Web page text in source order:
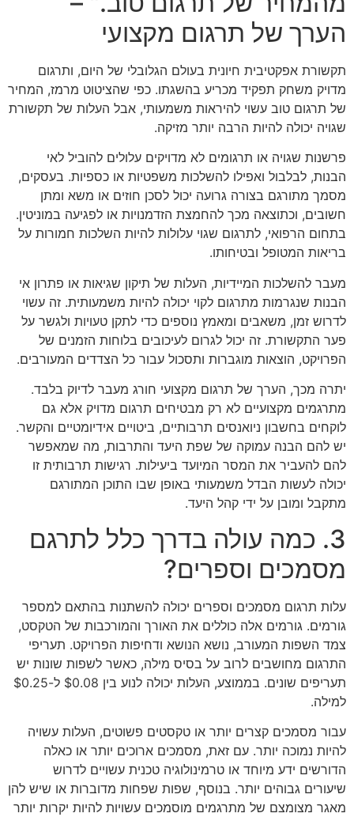
הערך של תרגום מקצועי
תקשורת אפקטיבית חיונית בעולם הגלובלי של היום, ותרגום
מדויק משחק תפקיד מכריע בהשגתו. כפי שהציטוט מרמז, המחיר
של תרגום טוב עשוי להיראות משמעותי, אבל העלות של תקשורת
שגויה יכולה להיות הרבה יותר מזיקה.
פרשנות שגויה או תרגומים לא מדויקים עלולים להוביל לאי
הבנות, לבלבול ואפילו להשלכות משפטיות או כספיות. בעסקים,
מסמך מתורגם בצורה גרועה יכול לסכן חוזים או משא ומתן
חשובים, וכתוצאה מכך להחמצת הזדמנויות או לפגיעה במוניטין.
בתחום הרפואי, לתרגום שגוי עלולות להיות השלכות חמורות על
בריאות המטופל ובטיחותו.
מעבר להשלכות המיידיות, העלות של תיקון שגיאות או פתרון אי
הבנות שנגרמות מתרגום לקוי יכולה להיות משמעותית. זה עשוי
לדרוש זמן, משאבים ומאמץ נוספים כדי לתקן טעויות ולגשר על
פער התקשורת. זה יכול לגרום לעיכובים בלוחות הזמנים של
הפרויקט, הוצאות מוגברות ותסכול עבור כל הצדדים המעורבים.
יתרה מכך, הערך של תרגום מקצועי חורג מעבר לדיוק בלבד.
מתרגמים מקצועיים לא רק מבטיחים תרגום מדויק אלא גם
לוקחים בחשבון ניואנסים תרבותיים, ביטויים אידיומטיים והקשר.
יש להם הבנה עמוקה של שפת היעד והתרבות, מה שמאפשר
להם להעביר את המסר המיועד ביעילות. רגישות תרבותית זו
יכולה לעשות הבדל משמעותי באופן שבו התוכן המתורגם
מתקבל ומובן על ידי קהל היעד.
3. כמה עולה בדרך כלל לתרגם
מסמכים וספרים?
עלות תרגום מסמכים וספרים יכולה להשתנות בהתאם למספר
גורמים. גורמים אלה כוללים את האורך והמורכבות של הטקסט,
צמד השפות המעורב, נושא הנושא ודחיפות הפרויקט. תעריפי
התרגום מחושבים לרוב על בסיס מילה, כאשר לשפות שונות יש
תעריפים שונים. בממוצע, העלות יכולה לנוע בין $0.08 ל-$0.25
למילה.
עבור מסמכים קצרים יותר או טקסטים פשוטים, העלות עשויה
להיות נמוכה יותר. עם זאת, מסמכים ארוכים יותר או כאלה
הדורשים ידע מיוחד או טרמינולוגיה טכנית עשויים לדרוש
שיעורים גבוהים יותר. בנוסף, שפות שפחות מדוברות או שיש להן
מאגר מצומצם של מתרגמים מוסמכים עשויות להיות יקרות יותר